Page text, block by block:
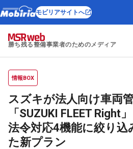
モビリアサイトへ
勝ち残る整備事業者のためのメディア
情報BOX
スズキが法人向け車両
「SUZUKI FLEET
法令対応4機能に絞り込
た新プラン